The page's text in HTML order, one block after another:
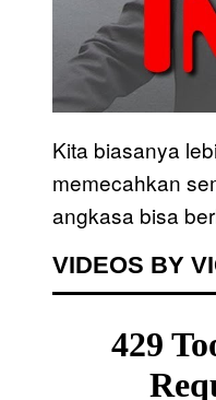
Kita biasanya
memecahkan
angkasa bisa
VIDEOS BY